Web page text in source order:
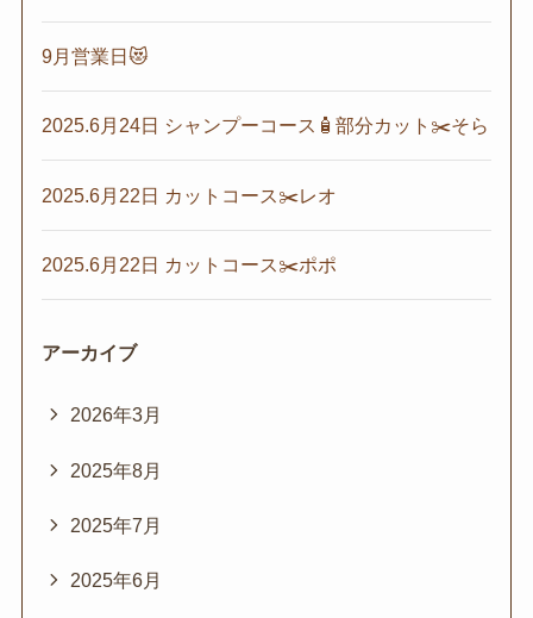
9月営業日😻
2025.6月24日 シャンプーコース🧴部分カット✂️そら
2025.6月22日 カットコース✂️レオ
2025.6月22日 カットコース✂️ポポ
アーカイブ
2026年3月
2025年8月
2025年7月
2025年6月